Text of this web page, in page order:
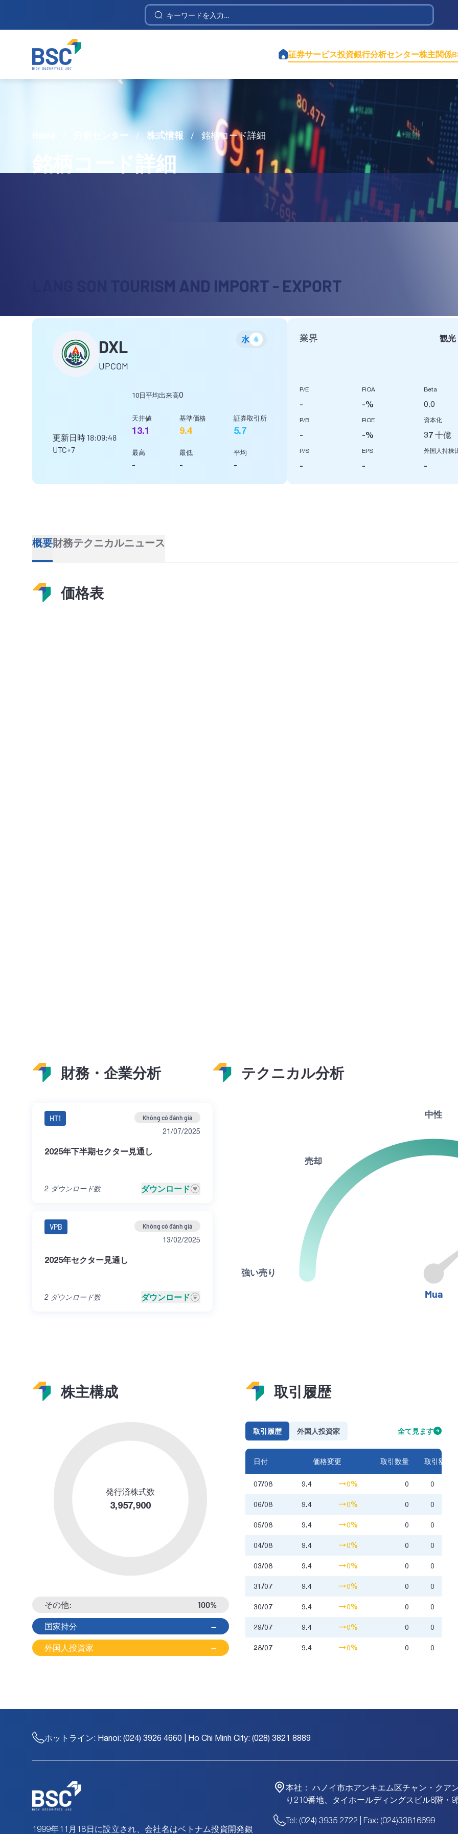
証券サービス投資銀行分析センター株主関係
分析センター / 株式情報 / 銘柄コード詳細
銘柄コード詳細
LANG SON TOURISM AND IMPORT - EXPORT
DXL
UPCOM
水
10日平均出来高0
更新日時 18:09:48
UTC+7
天井値
13.1
最高
-
基準価格
9.4
最低
-
証券取引所
5.7
平均
-
業界 観光
P/E
-
ROA
-%
Beta
0.0
P/B
-
ROE
-%
資本化
37 十億
P/S
-
EPS
-
外国人持株
-
概要財務テクニカルニュース
価格表
財務・企業分析
HT1 Không có đánh giá
21/07/2025
2025年下半期セクター見通し
2 ダウンロード数 ダウンロード
VPB Không có đánh giá
13/02/2025
2025年セクター見通し
2 ダウンロード数 ダウンロード
テクニカル分析
強い売り
売却
中性
Mua
株主構成
発行済株式数
3,957,900
その他: 100%
国家持分 --
外国人投資家 --
取引履歴
取引履歴 外国人投資家 全て見ます
日付 価格変更 取引数量 取引額
07/08 9.4 0% 0 0
06/08 9.4 0% 0 0
05/08 9.4 0% 0 0
04/08 9.4 0% 0 0
03/08 9.4 0% 0 0
31/07 9.4 0% 0 0
30/07 9.4 0% 0 0
29/07 9.4 0% 0 0
28/07 9.4 0% 0 0
ホットライン: Hanoi: (024) 3926 4660 | Ho Chi Minh City: (028) 3821 8889
1999年11月18日に設立され、会社名はベトナム投資開発銀
本社：
ハノイ市ホアンキエム区チャン・クア
り210番地、タイホールディングスビル8階・9
Tel: (024) 3935 2722 | Fax: (024)33816699